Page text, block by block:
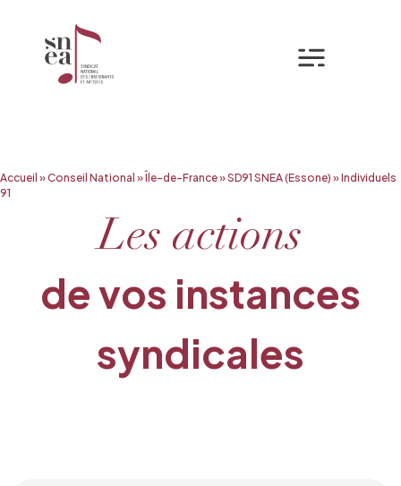
Aller
au
Accueil »Conseil National »Île-de-France»SD91 SNEA (Essone) »Individuels
91
Les actions
de vos instances
syndicales